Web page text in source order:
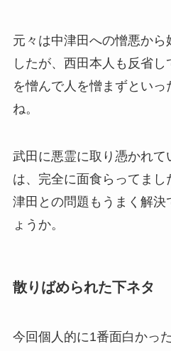
元々は中津田への憎悪か
したが、西田本人も反省
を憎んで人を憎まずといっ
ね。
武田に悪霊に取り憑かれて
は、完全に面食らってまし
津田との問題もうまく解決
ょうか。
散りばめられた下ネタ
今回個人的に1番面白かっ